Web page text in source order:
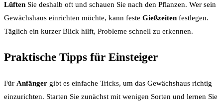
Lüften Sie deshalb oft und schauen Sie nach den Pflanzen. Wer sein
Gewächshaus einrichten möchte, kann feste Gießzeiten festlegen.
Täglich ein kurzer Blick hilft, Probleme schnell zu erkennen.
Praktische Tipps für Einsteiger
Für Anfänger gibt es einfache Tricks, um das Gewächshaus richtig
einzurichten. Starten Sie zunächst mit wenigen Sorten und lernen Sie